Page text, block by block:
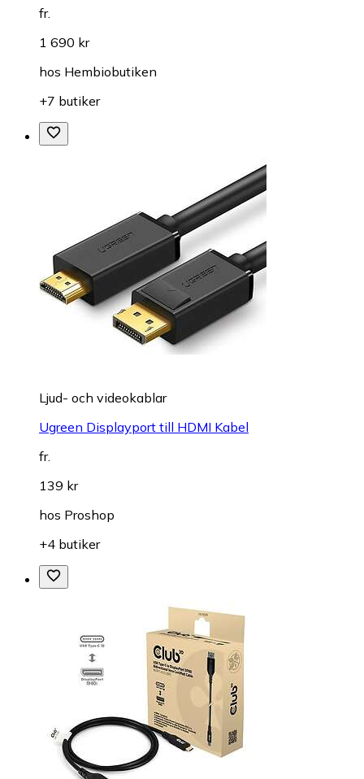
fr.
1 690 kr
hos Hembiobutiken
+7 butiker
Ljud- och videokablar
Ugreen Displayport till HDMI Kabel
fr.
139 kr
hos Proshop
+4 butiker